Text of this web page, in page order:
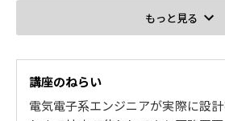
2. 交流回路（正弦波，共振回路，
正弦波交流と回路素子の働き /
流回路 / 三相交流数値計算（デ
値計算（スター結線） / 過渡現
算 / ＬＲ過渡現象数値計算
もっと見る
講座のねらい
電気電子系エンジニアが実際に設